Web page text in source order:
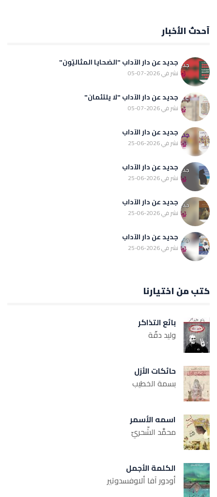
أحدث الأخبار
جديد عن دار الآداب "الضحايا المثاليّون"
نشر في 2026-07-05
جديد عن دار الآداب "لا يلتئمان"
نشر في 2026-07-05
جديد عن دار الآداب
نشر في 2026-06-25
جديد عن دار الآداب
نشر في 2026-06-25
جديد عن دار الآداب
نشر في 2026-06-25
جديد عن دار الآداب
نشر في 2026-06-25
كتب من اختيارنا
بائع التذاكر
وليد دقّة
حائكات الأزل
بسمة الخطيب
اسمه الأسمر
محمَّد الشّحريّ
الكلمة الأجمل
أودور آفا ألاوفسدوتير